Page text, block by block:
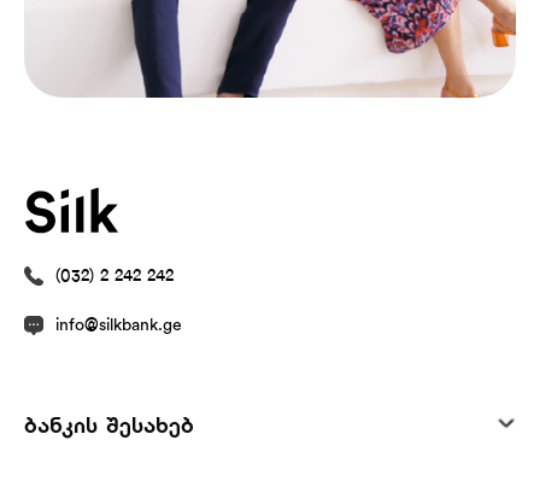
(032) 2 242 242
info@silkbank.ge
ბანკის შესახებ